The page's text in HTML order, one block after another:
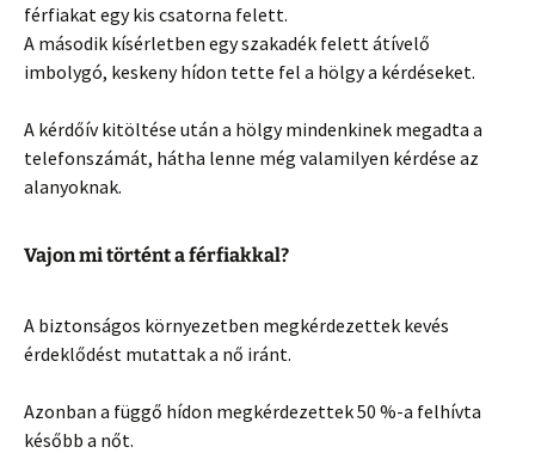
férfiakat egy kis csatorna felett.
A második kísérletben egy szakadék felett átívelő
imbolygó, keskeny hídon tette fel a hölgy a kérdéseket.
A kérdőív kitöltése után a hölgy mindenkinek megadta a
telefonszámát, hátha lenne még valamilyen kérdése az
alanyoknak.
Vajon mi történt a férfiakkal?
A biztonságos környezetben megkérdezettek kevés
érdeklődést mutattak a nő iránt.
Azonban a függő hídon megkérdezettek 50 %-a felhívta
később a nőt.